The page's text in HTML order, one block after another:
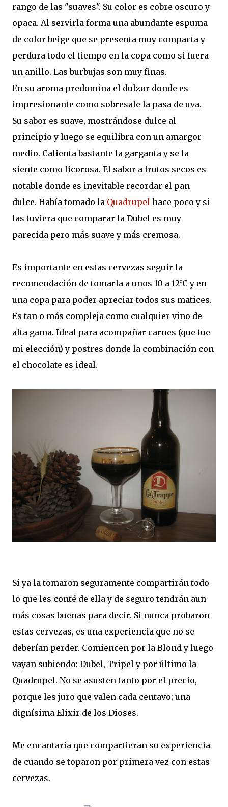
rango de las "suaves". Su color es cobre oscuro y
opaca. Al servirla forma una abundante espuma
de color beige que se presenta muy compacta y
perdura todo el tiempo en la copa como si fuera
un anillo. Las burbujas son muy finas.
En su aroma predomina el dulzor donde es
impresionante como sobresale la pasa de uva.
Su sabor es suave, mostrándose dulce al
principio y luego se equilibra con un amargor
medio. Calienta bastante la garganta y se la
siente como licorosa. El sabor a frutos secos es
notable donde es inevitable recordar el pan
dulce. Había tomado la Quadrupel hace poco y si
las tuviera que comparar la Dubel es muy
parecida pero más suave y más cremosa.
Es importante en estas cervezas seguir la
recomendación de tomarla a unos 10 a 12°C y en
una copa para poder apreciar todos sus matices.
Es tan o más compleja como cualquier vino de
alta gama. Ideal para acompañar carnes (que fue
mi elección) y postres donde la combinación con
el chocolate es ideal.
Si ya la tomaron seguramente compartirán todo
lo que les conté de ella y de seguro tendrán aun
más cosas buenas para decir. Si nunca probaron
estas cervezas, es una experiencia que no se
deberían perder. Comiencen por la Blond y luego
vayan subiendo: Dubel, Tripel y por último la
Quadrupel. No se asusten tanto por el precio,
porque les juro que valen cada centavo; una
dignísima Elixir de los Dioses.
Me encantaría que compartieran su experiencia
de cuando se toparon por primera vez con estas
cervezas.